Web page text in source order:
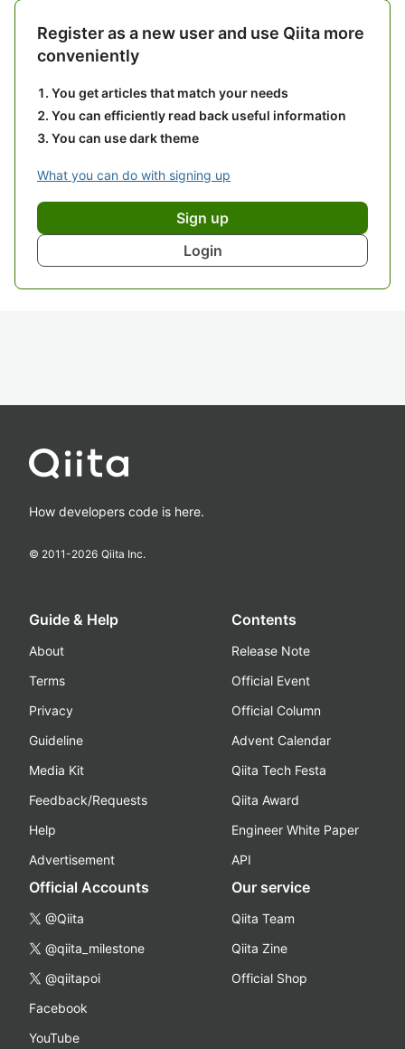
Register as a new user and use Qiita more
conveniently
You get articles that match your needs
You can efficiently read back useful information
You can use dark theme
What you can do with signing up
Sign up
Login
How developers code is here.
© 2011-2026 Qiita Inc.
Guide & Help
About
Terms
Privacy
Guideline
Media Kit
Feedback/Requests
Help
Advertisement
Contents
Release Note
Official Event
Official Column
Advent Calendar
Qiita Tech Festa
Qiita Award
Engineer White Paper
API
Official Accounts
@Qiita
@qiita_milestone
@qiitapoi
Facebook
YouTube
Our service
Qiita Team
Qiita Zine
Official Shop